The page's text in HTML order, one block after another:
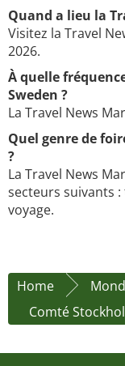
Quand a lieu la
Visitez la Travel
2026.
À quelle
Sweden ?
La Travel News
Quel genre de
?
La Travel News
secteurs suivants
voyage.
Home
Comté